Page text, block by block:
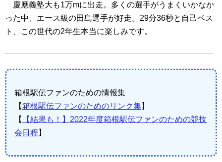
慶應義塾大も1万mに出走。多くの選手がうまくいかなか
った中、エース級の田島選手が好走。29分36秒と自己ベス
ト、この世代の2年生本当に楽しみです。
箱根駅伝ファンのための情報集
【箱根駅伝ファンのためのリンク集】
【
【結果も！】2022年度箱根駅伝ファンのための競技
会日程 】